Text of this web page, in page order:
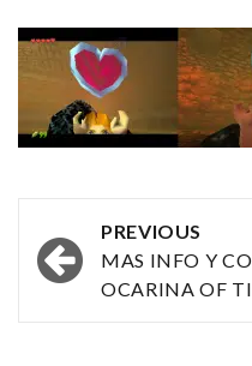
Post
navigation
PREVIOUS
MAS INFO Y
OCARINA OF